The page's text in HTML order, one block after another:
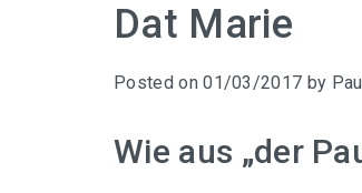
Dat Marie
Posted on01/03/2017 by
Wie aus „der